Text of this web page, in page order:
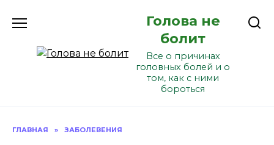
Голова не
болит
Все о причинах
головных болей и о
том, как с ними
бороться
ГЛАВНАЯ » ЗАБОЛЕВЕНИЯ